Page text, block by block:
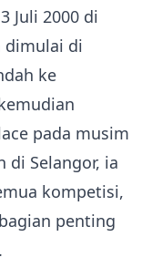
Juli 2000 di
dimulai di
ke
pada musim
di Selangor, ia
kompetisi,
penting